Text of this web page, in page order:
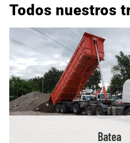
Todos nuestros
Batea